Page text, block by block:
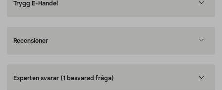
Trygg E-Handel
Recensioner
Experten svarar (1 besvarad fråga)